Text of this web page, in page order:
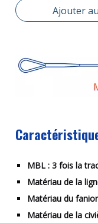
Ajouter
MBL : 3 fois la
Matériau de la
Matériau du
Matériau de la